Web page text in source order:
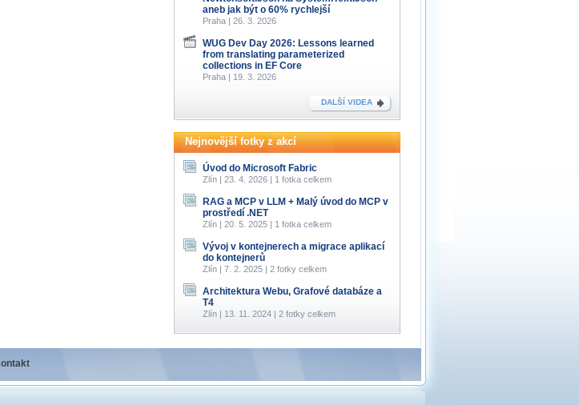
aneb jak být o 60% rychlejší
Praha | 26. 3. 2026
WUG Dev Day 2026: Lessons learned
from translating parameterized
collections in EF Core
Praha | 19. 3. 2026
DALŠÍ VIDEA
Nejnovější fotky z akcí
Úvod do Microsoft Fabric
Zlín | 23. 4. 2026 | 1 fotka celkem
RAG a MCP v LLM + Malý úvod do MCP v
prostředí .NET
Zlín | 20. 5. 2025 | 1 fotka celkem
Vývoj v kontejnerech a migrace aplikací
do kontejnerů
Zlín | 7. 2. 2025 | 2 fotky celkem
Architektura Webu, Grafové databáze a
T4
Zlín | 13. 11. 2024 | 2 fotky celkem